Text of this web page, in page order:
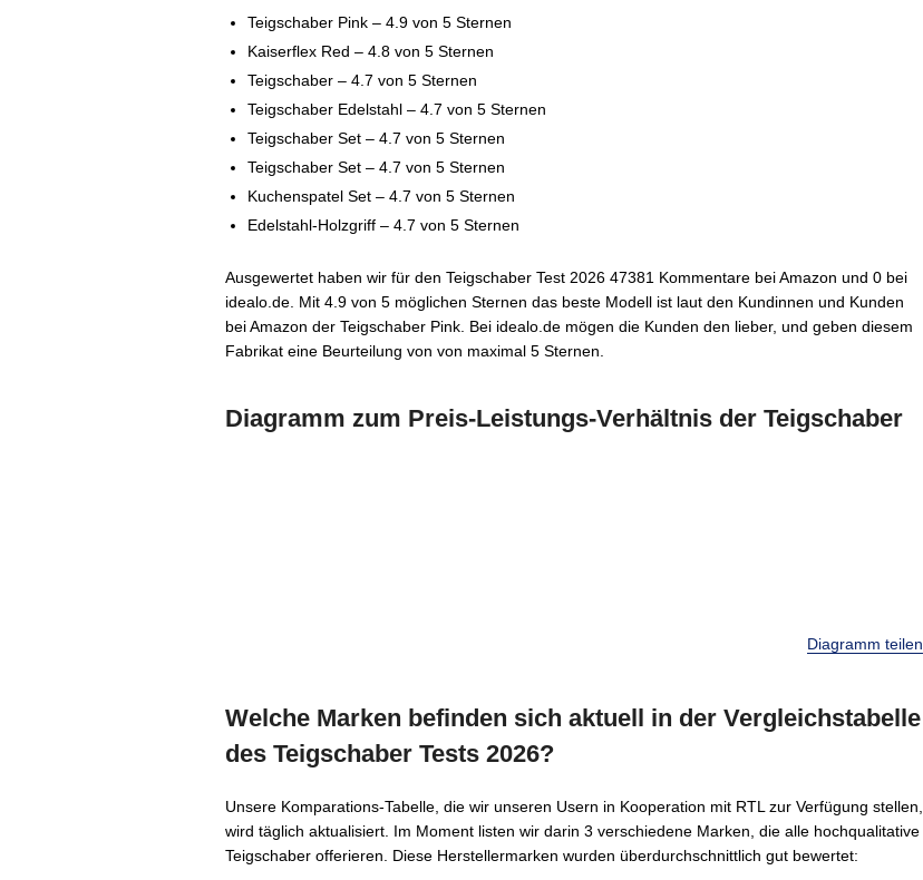
Teigschaber Pink – 4.9 von 5 Sternen
Kaiserflex Red – 4.8 von 5 Sternen
Teigschaber – 4.7 von 5 Sternen
Teigschaber Edelstahl – 4.7 von 5 Sternen
Teigschaber Set – 4.7 von 5 Sternen
Teigschaber Set – 4.7 von 5 Sternen
Kuchenspatel Set – 4.7 von 5 Sternen
Edelstahl-Holzgriff – 4.7 von 5 Sternen
Ausgewertet haben wir für den Teigschaber Test 2026 47381 Kommentare bei Amazon und 0 bei
idealo.de. Mit 4.9 von 5 möglichen Sternen das beste Modell ist laut den Kundinnen und Kunden
bei Amazon der Teigschaber Pink. Bei idealo.de mögen die Kunden den lieber, und geben diesem
Fabrikat eine Beurteilung von von maximal 5 Sternen.
Diagramm zum Preis-Leistungs-Verhältnis der Teigschaber
Diagramm teilen
Welche Marken befinden sich aktuell in der Vergleichstabelle
des Teigschaber Tests 2026?
Unsere Komparations-Tabelle, die wir unseren Usern in Kooperation mit RTL zur Verfügung stellen,
wird täglich aktualisiert. Im Moment listen wir darin 3 verschiedene Marken, die alle hochqualitative
Teigschaber offerieren. Diese Herstellermarken wurden überdurchschnittlich gut bewertet: